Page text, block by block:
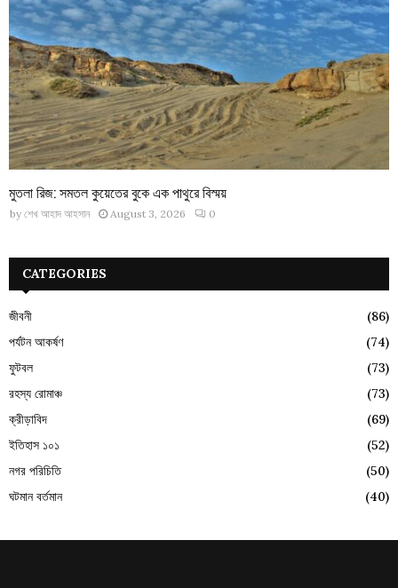
মুতলা রিজ: সমতল কুয়েতের বুকে এক পাথুরে বিস্ময়
by শেখ আহাদ আহসান August 3, 2026 0
CATEGORIES
জীবনী
(86)
পর্যটন আকর্ষণ
(74)
ফুটবল
(73)
রহস্য রোমাঞ্চ
(73)
ক্রীড়াবিদ
(69)
ইতিহাস ১০১
(52)
নগর পরিচিতি
(50)
ঘটমান বর্তমান
(40)